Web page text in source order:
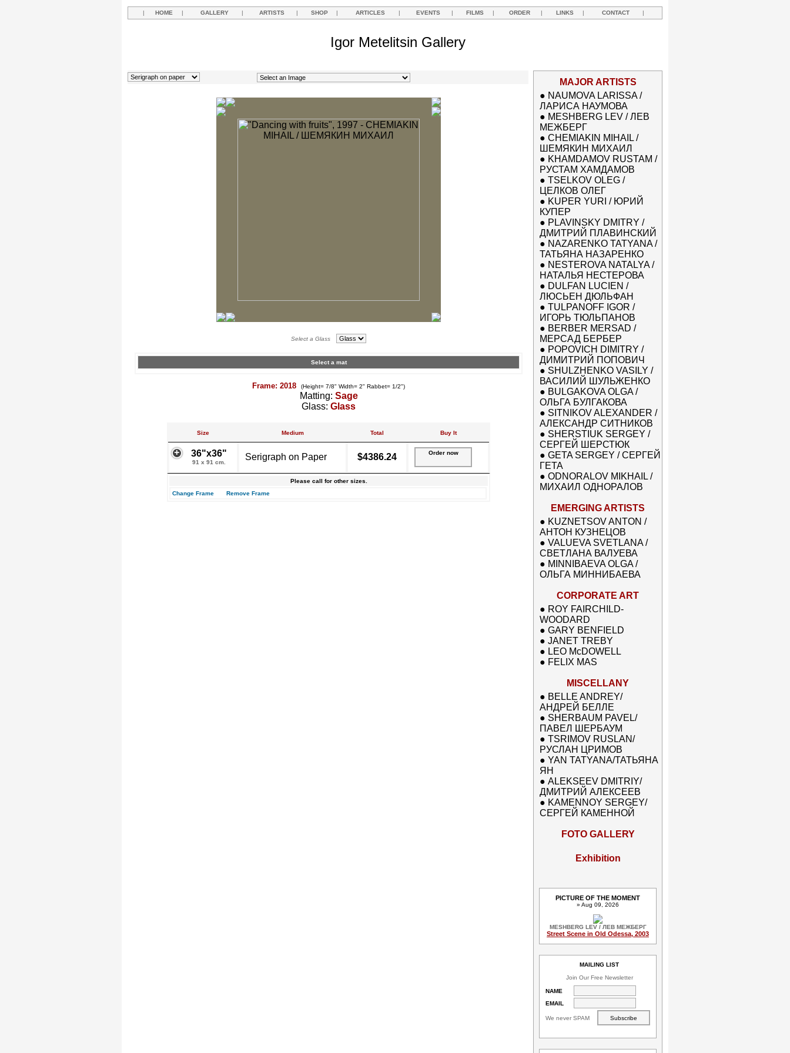
| HOME | GALLERY | ARTISTS | SHOP | ARTICLES | EVENTS | FILMS | ORDER | LINKS | CONTACT |
Igor Metelitsin Gallery
Select a Glass
Select a mat
Frame: 2018 (Height= 7/8" Width= 2" Rabbet= 1/2")
Matting: Sage
Glass: Glass
Size Medium Total Buy It
36"x36"
91 x 91 cm.
Serigraph on Paper $4386.24 Order now
Please call for other sizes.
Change Frame
Remove Frame
MAJOR ARTISTS
● NAUMOVA LARISSA /
ЛАРИСА НАУМОВА
● MESHBERG LEV / ЛЕВ
МЕЖБЕРГ
● CHEMIAKIN MIHAIL /
ШЕМЯКИН МИХАИЛ
● KHAMDAMOV RUSTAM /
РУСТАМ ХАМДАМОВ
● TSELKOV OLEG /
ЦЕЛКОВ ОЛЕГ
● KUPER YURI / ЮРИЙ
КУПЕР
● PLAVINSKY DMITRY /
ДМИТРИЙ ПЛАВИНСКИЙ
● NAZARENKO TATYANA /
ТАТЬЯНА НАЗАРЕНКО
● NESTEROVA NATALYA /
НАТАЛЬЯ НЕСТЕРОВА
● DULFAN LUCIEN /
ЛЮСЬЕН ДЮЛЬФАН
● TULPANOFF IGOR /
ИГОРЬ ТЮЛЬПАНОВ
● BERBER MERSAD /
МЕРСАД БЕРБЕР
● POPOVICH DIMITRY /
ДИМИТРИЙ ПОПОВИЧ
● SHULZHENKO VASILY /
ВАСИЛИЙ ШУЛЬЖЕНКО
● BULGAKOVA OLGA /
ОЛЬГА БУЛГАКОВА
● SITNIKOV ALEXANDER /
АЛЕКСАНДР СИТНИКОВ
● SHERSTIUK SERGEY /
СЕРГЕЙ ШЕРСТЮК
● GETA SERGEY / СЕРГЕЙ
ГЕТА
● ODNORALOV MIKHAIL /
МИХАИЛ ОДНОРАЛОВ
EMERGING ARTISTS
● KUZNETSOV ANTON /
АНТОН КУЗНЕЦОВ
● VALUEVA SVETLANA /
СВЕТЛАНА ВАЛУЕВА
● MINNIBAEVA OLGA /
ОЛЬГА МИННИБАЕВА
CORPORATE ART
● ROY FAIRCHILD-
WOODARD
● GARY BENFIELD
● JANET TREBY
● LEO McDOWELL
● FELIX MAS
MISCELLANY
● BELLE ANDREY/
АНДРЕЙ БЕЛЛЕ
● SHERBAUM PAVEL/
ПАВЕЛ ШЕРБАУМ
● TSRIMOV RUSLAN/
РУСЛАН ЦРИМОВ
● YAN TATYANA/ТАТЬЯНА
ЯН
● ALEKSEEV DMITRIY/
ДМИТРИЙ АЛЕКСЕЕВ
● KAMENNOY SERGEY/
СЕРГЕЙ КАМЕННОЙ
FOTO GALLERY
Exhibition
PICTURE OF THE MOMENT
» Aug 09, 2026
MESHBERG LEV / ЛЕВ МЕЖБЕРГ
Street Scene in Old Odessa, 2003
MAILING LIST
Join Our Free Newsletter
NAME
EMAIL
We never SPAM